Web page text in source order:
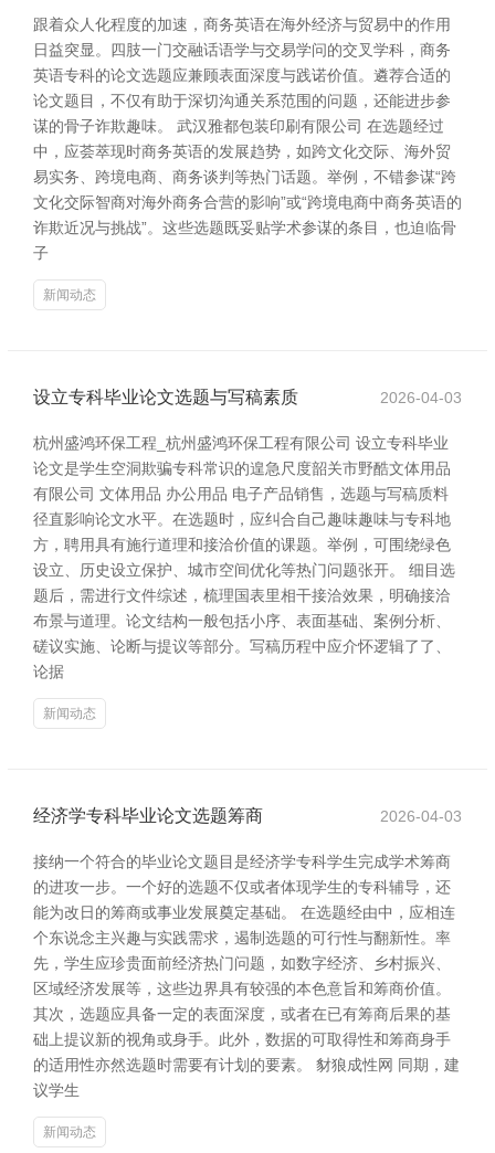
跟着众人化程度的加速，商务英语在海外经济与贸易中的作用
日益突显。四肢一门交融话语学与交易学问的交叉学科，商务
英语专科的论文选题应兼顾表面深度与践诺价值。遴荐合适的
论文题目，不仅有助于深切沟通关系范围的问题，还能进步参
谋的骨子诈欺趣味。 武汉雅都包装印刷有限公司 在选题经过
中，应荟萃现时商务英语的发展趋势，如跨文化交际、海外贸
易实务、跨境电商、商务谈判等热门话题。举例，不错参谋“跨
文化交际智商对海外商务合营的影响”或“跨境电商中商务英语的
诈欺近况与挑战”。这些选题既妥贴学术参谋的条目，也迫临骨
子
新闻动态
设立专科毕业论文选题与写稿素质 2026-04-03
杭州盛鸿环保工程_杭州盛鸿环保工程有限公司 设立专科毕业
论文是学生空洞欺骗专科常识的遑急尺度韶关市野酷文体用品
有限公司 文体用品 办公用品 电子产品销售，选题与写稿质料
径直影响论文水平。在选题时，应纠合自己趣味趣味与专科地
方，聘用具有施行道理和接洽价值的课题。举例，可围绕绿色
设立、历史设立保护、城市空间优化等热门问题张开。 细目选
题后，需进行文件综述，梳理国表里相干接洽效果，明确接洽
布景与道理。论文结构一般包括小序、表面基础、案例分析、
磋议实施、论断与提议等部分。写稿历程中应介怀逻辑了了、
论据
新闻动态
经济学专科毕业论文选题筹商 2026-04-03
接纳一个符合的毕业论文题目是经济学专科学生完成学术筹商
的进攻一步。一个好的选题不仅或者体现学生的专科辅导，还
能为改日的筹商或事业发展奠定基础。 在选题经由中，应相连
个东说念主兴趣与实践需求，遏制选题的可行性与翻新性。率
先，学生应珍贵面前经济热门问题，如数字经济、乡村振兴、
区域经济发展等，这些边界具有较强的本色意旨和筹商价值。
其次，选题应具备一定的表面深度，或者在已有筹商后果的基
础上提议新的视角或身手。此外，数据的可取得性和筹商身手
的适用性亦然选题时需要有计划的要素。 豺狼成性网 同期，建
议学生
新闻动态